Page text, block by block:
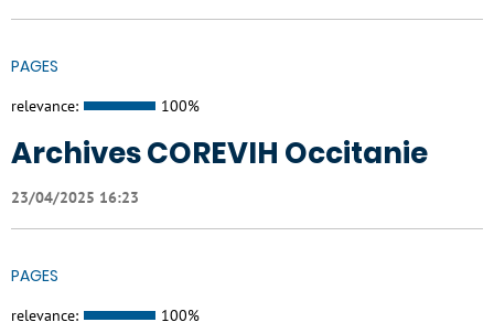
PAGES
relevance: 100%
Archives COREVIH Occitanie
23/04/2025 16:23
PAGES
relevance: 100%